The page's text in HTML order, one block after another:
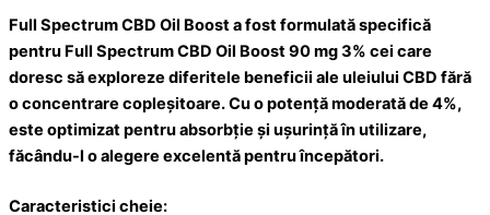
Full Spectrum CBD Oil Boost a fost formulată specifică
pentru Full Spectrum CBD Oil Boost 90 mg 3% cei care
doresc să exploreze diferitele beneficii ale uleiului CBD fără
o concentrare copleșitoare. Cu o potență moderată de 4%,
este optimizat pentru absorbție și ușurință în utilizare,
făcându-l o alegere excelentă pentru începători.
Caracteristici cheie: